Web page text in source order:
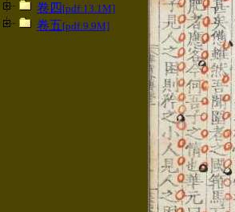
卷四 [pdf:13.1M]
卷五[pdf:9.9M]